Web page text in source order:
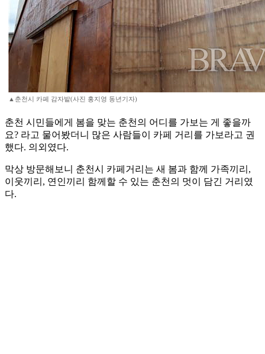
▲춘천시 카페 감자밭(사진 홍지영 동년기자)
춘천 시민들에게 봄을 맞는 춘천의 어디를 가보는 게 좋을까
요? 라고 물어봤더니 많은 사람들이 카페 거리를 가보라고 권
했다. 의외였다.
막상 방문해보니 춘천시 카페거리는 새 봄과 함께 가족끼리,
이웃끼리, 연인끼리 함께할 수 있는 춘천의 멋이 담긴 거리였
다.